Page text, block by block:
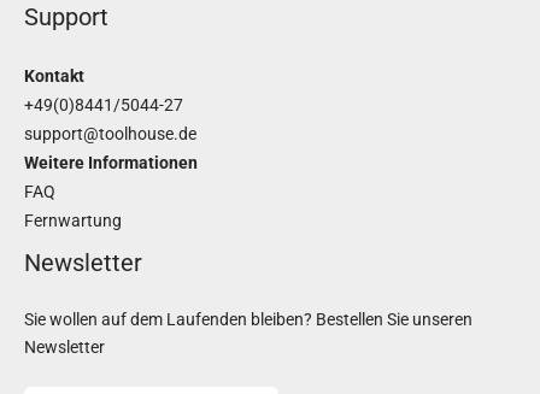
Support
Kontakt
+49(0)8441/5044-27
support@toolhouse.de
Weitere Informationen
FAQ
Fernwartung
Newsletter
Sie wollen auf dem Laufenden bleiben? Bestellen Sie unseren
Newsletter